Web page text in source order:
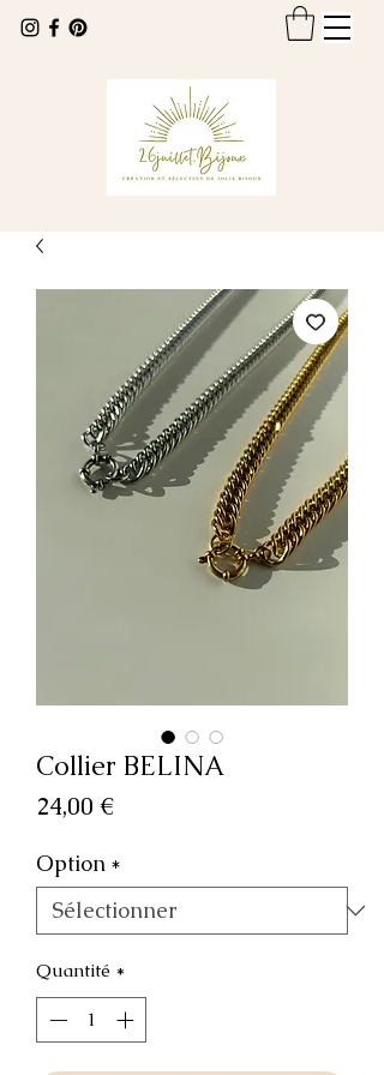
Collier BELINA
24,00 €Prix
Option *
Quantité *